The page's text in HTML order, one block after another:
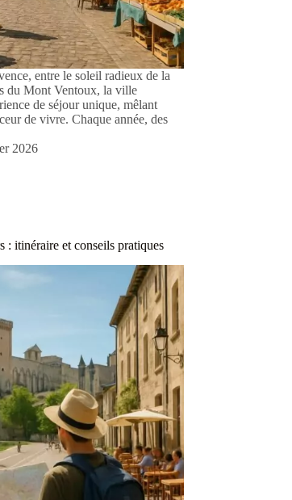
entre le soleil radieux de la
du Mont Ventoux, la ville
de séjour unique, mêlant
de vivre. Chaque année, des
2026
: itinéraire et conseils pratiques